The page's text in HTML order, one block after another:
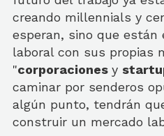
creando millennials y
esperan, sino que
laboral con sus propias
"corporaciones y
caminar por senderos
algún punto, tendrán
construir un mercado